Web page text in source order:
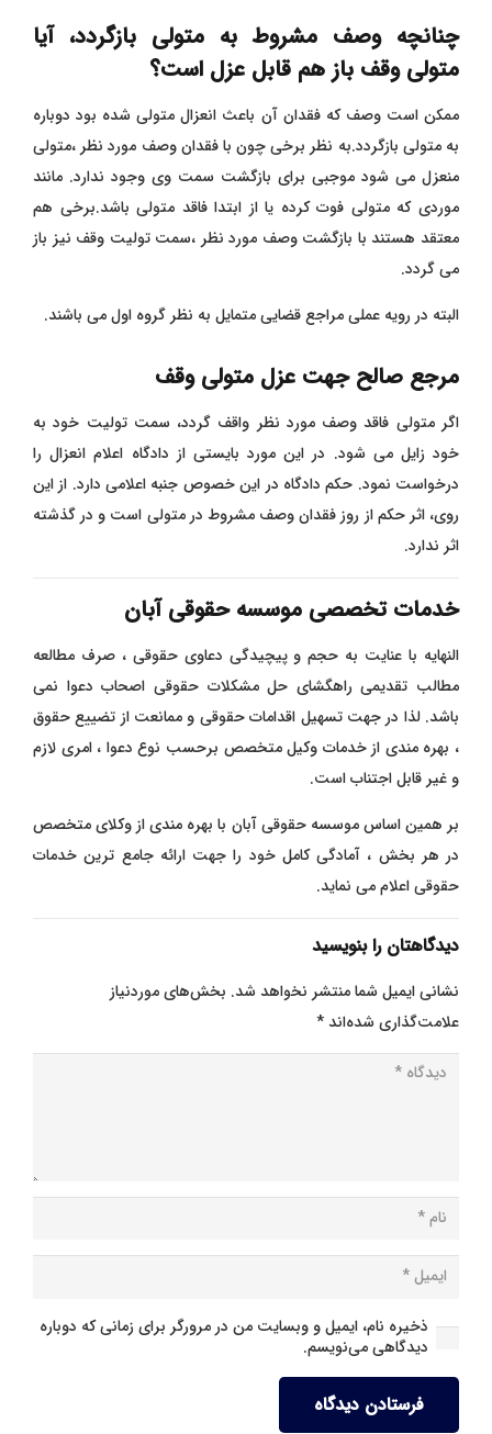
چنانچه وصف مشروط به متولی بازگردد، آیا
متولی وقف باز هم قابل عزل است؟
ممکن است وصف که فقدان آن باعث انعزال متولی شده بود دوباره
به متولی بازگردد.به نظر برخی چون با فقدان وصف مورد نظر ،متولی
منعزل می شود موجبی برای بازگشت سمت وی وجود ندارد. مانند
موردی که متولی فوت کرده یا از ابتدا فاقد متولی باشد.برخی هم
معتقد هستند با بازگشت وصف مورد نظر ،سمت تولیت وقف نیز باز
می گردد.
البته در رویه عملی مراجع قضایی متمایل به نظر گروه اول می باشند.
مرجع صالح جهت عزل متولی وقف
اگر متولی فاقد وصف مورد نظر واقف گردد، سمت تولیت خود به
خود زایل می شود. در این مورد بایستی از دادگاه اعلام انعزال را
درخواست نمود. حکم دادگاه در این خصوص جنبه اعلامی دارد. از این
روی، اثر حکم از روز فقدان وصف مشروط در متولی است و در گذشته
اثر ندارد.
خدمات تخصصی موسسه حقوقی آبان
النهایه با عنایت به حجم و پیچیدگی دعاوی حقوقی ، صرف مطالعه
مطالب تقدیمی راهگشای حل مشکلات حقوقی اصحاب دعوا نمی
باشد. لذا در جهت تسهیل اقدامات حقوقی و ممانعت از تضییع حقوق
، بهره مندی از خدمات وکیل متخصص برحسب نوع دعوا ، امری لازم
و غیر قابل اجتناب است.
بر همین اساس موسسه حقوقی آبان با بهره مندی از وکلای متخصص
در هر بخش ، آمادگی کامل خود را جهت ارائه جامع ترین خدمات
حقوقی اعلام می نماید.
دیدگاهتان را بنویسید
نشانی ایمیل شما منتشر نخواهد شد. بخش‌های موردنیاز
علامت‌گذاری شده‌اند*
ذخیره نام، ایمیل و وبسایت من در مرورگر برای زمانی که دوباره
دیدگاهی می‌نویسم.
فرستادن دیدگاه